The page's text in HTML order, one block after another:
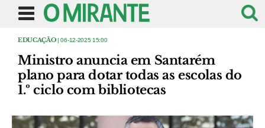
EDUCAÇÃO| 06-12-2025 15:00
Ministro anuncia em Santarém
plano para dotar todas as escolas do
1.º ciclo com bibliotecas